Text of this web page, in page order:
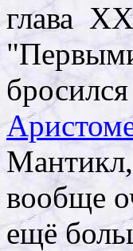
глава
вообще
ещё